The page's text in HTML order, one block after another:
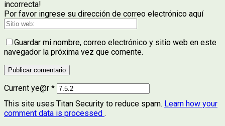
incorrecta!
Por favor ingrese su dirección de correo electrónico aquí
Guardar mi nombre, correo electrónico y sitio web en este
navegador la próxima vez que comente.
Current ye@r *
This site uses Titan Security to reduce spam. Learn how your
comment data is processed .